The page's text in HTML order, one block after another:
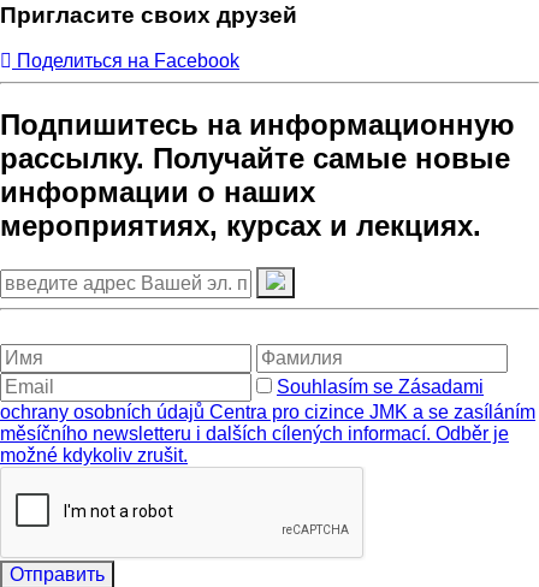
Пригласите своих друзей
Поделиться на Facebook
Подпишитесь на информационную
рассылку. Получайте самые новые
информации о наших
мероприятиях, курсах и лекциях.
Souhlasím se Zásadami
ochrany osobních údajů Centra pro cizince JMK a se zasíláním
měsíčního newsletteru i dalších cílených informací. Odběr je
možné kdykoliv zrušit.
Отправить